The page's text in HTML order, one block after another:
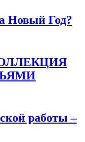
Новый Год?
работы –